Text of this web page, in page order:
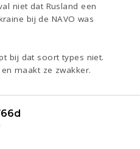
niet dat Rusland een
bij de NAVO was
bij dat soort types niet.
maakt ze zwakker.